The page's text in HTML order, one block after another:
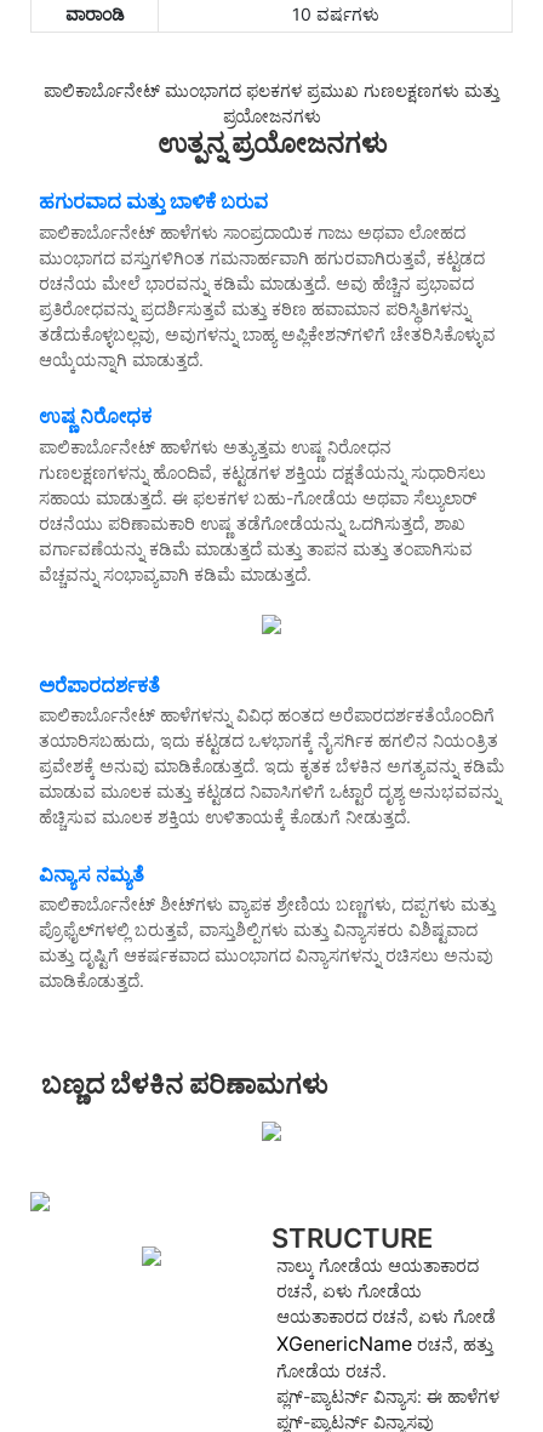
ವಾರಾಂಡಿ 10 ವರ್ಷಗಳು
ಪಾಲಿಕಾರ್ಬೊನೇಟ್ ಮುಂಭಾಗದ ಫಲಕಗಳ ಪ್ರಮುಖ ಗುಣಲಕ್ಷಣಗಳು ಮತ್ತು
ಪ್ರಯೋಜನಗಳು
ಉತ್ಪನ್ನ ಪ್ರಯೋಜನಗಳು
ಹಗುರವಾದ ಮತ್ತು ಬಾಳಿಕೆ ಬರುವ
ಪಾಲಿಕಾರ್ಬೊನೇಟ್ ಹಾಳೆಗಳು ಸಾಂಪ್ರದಾಯಿಕ ಗಾಜು ಅಥವಾ ಲೋಹದ
ಮುಂಭಾಗದ ವಸ್ತುಗಳಿಗಿಂತ ಗಮನಾರ್ಹವಾಗಿ ಹಗುರವಾಗಿರುತ್ತವೆ, ಕಟ್ಟಡದ
ರಚನೆಯ ಮೇಲೆ ಭಾರವನ್ನು ಕಡಿಮೆ ಮಾಡುತ್ತದೆ. ಅವು ಹೆಚ್ಚಿನ ಪ್ರಭಾವದ
ಪ್ರತಿರೋಧವನ್ನು ಪ್ರದರ್ಶಿಸುತ್ತವೆ ಮತ್ತು ಕಠಿಣ ಹವಾಮಾನ ಪರಿಸ್ಥಿತಿಗಳನ್ನು
ತಡೆದುಕೊಳ್ಳಬಲ್ಲವು, ಅವುಗಳನ್ನು ಬಾಹ್ಯ ಅಪ್ಲಿಕೇಶನ್‌ಗಳಿಗೆ ಚೇತರಿಸಿಕೊಳ್ಳುವ
ಆಯ್ಕೆಯನ್ನಾಗಿ ಮಾಡುತ್ತದೆ.
ಉಷ್ಣ ನಿರೋಧಕ
ಪಾಲಿಕಾರ್ಬೊನೇಟ್ ಹಾಳೆಗಳು ಅತ್ಯುತ್ತಮ ಉಷ್ಣ ನಿರೋಧನ
ಗುಣಲಕ್ಷಣಗಳನ್ನು ಹೊಂದಿವೆ, ಕಟ್ಟಡಗಳ ಶಕ್ತಿಯ ದಕ್ಷತೆಯನ್ನು ಸುಧಾರಿಸಲು
ಸಹಾಯ ಮಾಡುತ್ತದೆ. ಈ ಫಲಕಗಳ ಬಹು-ಗೋಡೆಯ ಅಥವಾ ಸೆಲ್ಯುಲಾರ್
ರಚನೆಯು ಪರಿಣಾಮಕಾರಿ ಉಷ್ಣ ತಡೆಗೋಡೆಯನ್ನು ಒದಗಿಸುತ್ತದೆ, ಶಾಖ
ವರ್ಗಾವಣೆಯನ್ನು ಕಡಿಮೆ ಮಾಡುತ್ತದೆ ಮತ್ತು ತಾಪನ ಮತ್ತು ತಂಪಾಗಿಸುವ
ವೆಚ್ಚವನ್ನು ಸಂಭಾವ್ಯವಾಗಿ ಕಡಿಮೆ ಮಾಡುತ್ತದೆ.
ಅರೆಪಾರದರ್ಶಕತೆ
ಪಾಲಿಕಾರ್ಬೊನೇಟ್ ಹಾಳೆಗಳನ್ನು ವಿವಿಧ ಹಂತದ ಅರೆಪಾರದರ್ಶಕತೆಯೊಂದಿಗೆ
ತಯಾರಿಸಬಹುದು, ಇದು ಕಟ್ಟಡದ ಒಳಭಾಗಕ್ಕೆ ನೈಸರ್ಗಿಕ ಹಗಲಿನ ನಿಯಂತ್ರಿತ
ಪ್ರವೇಶಕ್ಕೆ ಅನುವು ಮಾಡಿಕೊಡುತ್ತದೆ. ಇದು ಕೃತಕ ಬೆಳಕಿನ ಅಗತ್ಯವನ್ನು ಕಡಿಮೆ
ಮಾಡುವ ಮೂಲಕ ಮತ್ತು ಕಟ್ಟಡದ ನಿವಾಸಿಗಳಿಗೆ ಒಟ್ಟಾರೆ ದೃಶ್ಯ ಅನುಭವವನ್ನು
ಹೆಚ್ಚಿಸುವ ಮೂಲಕ ಶಕ್ತಿಯ ಉಳಿತಾಯಕ್ಕೆ ಕೊಡುಗೆ ನೀಡುತ್ತದೆ.
ವಿನ್ಯಾಸ ನಮ್ಯತೆ
ಪಾಲಿಕಾರ್ಬೊನೇಟ್ ಶೀಟ್‌ಗಳು ವ್ಯಾಪಕ ಶ್ರೇಣಿಯ ಬಣ್ಣಗಳು, ದಪ್ಪಗಳು ಮತ್ತು
ಪ್ರೊಫೈಲ್‌ಗಳಲ್ಲಿ ಬರುತ್ತವೆ, ವಾಸ್ತುಶಿಲ್ಪಿಗಳು ಮತ್ತು ವಿನ್ಯಾಸಕರು ವಿಶಿಷ್ಟವಾದ
ಮತ್ತು ದೃಷ್ಟಿಗೆ ಆಕರ್ಷಕವಾದ ಮುಂಭಾಗದ ವಿನ್ಯಾಸಗಳನ್ನು ರಚಿಸಲು ಅನುವು
ಮಾಡಿಕೊಡುತ್ತದೆ.
ಬಣ್ಣದ ಬೆಳಕಿನ ಪರಿಣಾಮಗಳು
STRUCTURE
ನಾಲ್ಕು ಗೋಡೆಯ ಆಯತಾಕಾರದ
ರಚನೆ, ಏಳು ಗೋಡೆಯ
ಆಯತಾಕಾರದ ರಚನೆ, ಏಳು ಗೋಡೆ
XGenericName ರಚನೆ, ಹತ್ತು
ಗೋಡೆಯ ರಚನೆ.
ಪ್ಲಗ್-ಪ್ಯಾಟರ್ನ್ ವಿನ್ಯಾಸ: ಈ ಹಾಳೆಗಳ
ಪ್ಲಗ್-ಪ್ಯಾಟರ್ನ್ ವಿನ್ಯಾಸವು